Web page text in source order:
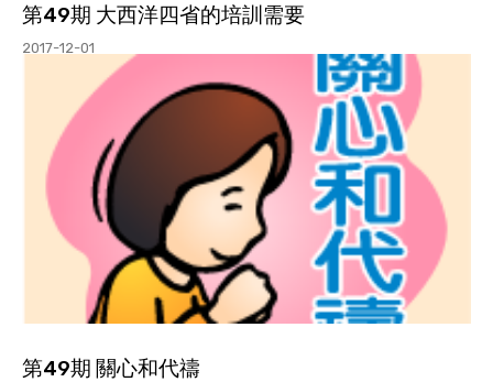
第49期 大西洋四省的培訓需要
2017-12-01
第49期 關心和代禱